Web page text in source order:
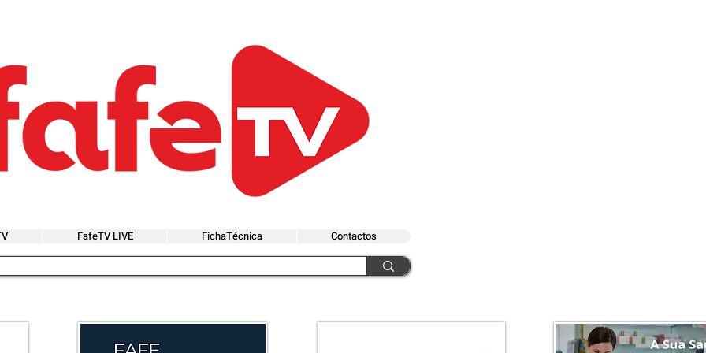
FafeTV LIVE FichaTécnica Contactos